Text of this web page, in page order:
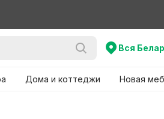
Вся
Дома и коттеджи Новая